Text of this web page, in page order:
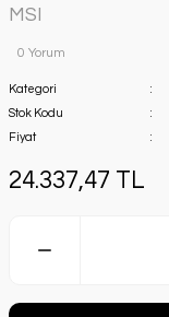
MSI
0 Yorum
Kategori
Stok Kodu
Fiyat
24.337,47 TL